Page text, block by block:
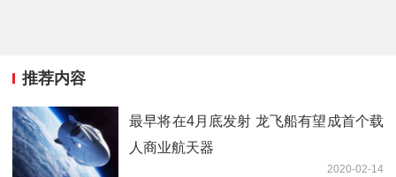
推荐内容
最早将在4月底发射 龙飞船有望成首个载
人商业航天器
2020-02-14